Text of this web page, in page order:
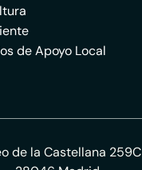
de Apoyo Local
de la Castellana 259C